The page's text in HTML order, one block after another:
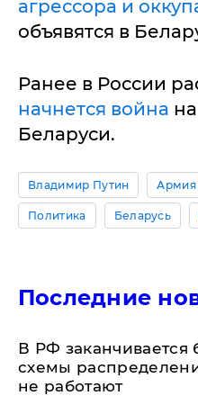
агрессора и
объявятся в
Ранее в России
начнется война
Беларуси.
Владимир Путин Армия
Политика Беларусь
Последние
​В РФ заканчивается
схемы
не работают